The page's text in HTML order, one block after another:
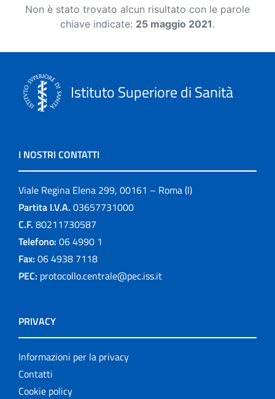
Non è stato trovato alcun risultato con le parole
chiave indicate: 25 maggio 2021.
Istituto Superiore di Sanità
I NOSTRI CONTATTI
Viale Regina Elena 299, 00161 – Roma (I)
Partita I.V.A. 03657731000
C.F. 80211730587
Telefono: 06 4990 1
Fax: 06 4938 7118
PEC: protocollo.centrale@pec.iss.it
PRIVACY
Informazioni per la privacy
Contatti
Cookie policy